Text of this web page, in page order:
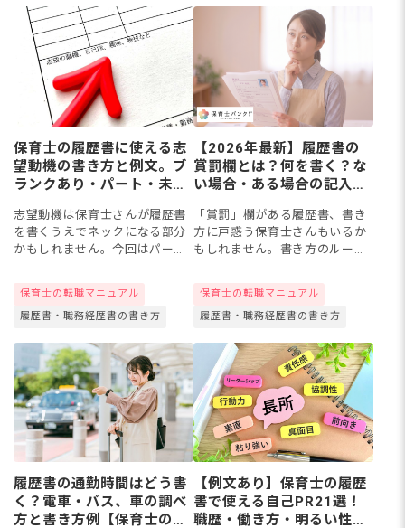
保育士の履歴書に使える志
望動機の書き方と例文。ブ
ランクあり・パート・未経
志望動機は保育士さんが履歴書
を書くうえでネックになる部分
かもしれません。今回はパート
イントと例文を紹介します。ケ
ースごとのQ&Aや、職種...
保育士の転職マニュアル
履歴書・職務経歴書の書き方
【2026年最新】履歴書の
賞罰欄とは？何を書く？な
い場合・ある場合の記入例
「賞罰」欄がある履歴書、書き
方に戸惑う保育士さんもいるか
もしれません。書き方のルール
う。本記事では、履歴書におけ
る賞罰の意味や採用への影響、
保育士の転職マニュアル
履歴書・職務経歴書の書き方
履歴書の通勤時間はどう書
く？電車・バス、車の調べ
方と書き方例【保育士の転
【例文あり】保育士の履歴
書で使える自己PR21選！
職歴・働き方・明るい性